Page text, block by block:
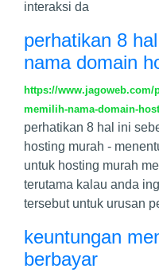
interaksi da
perhatikan 8
nama domain
https://www.jagoweb.com/
memilih-nama-domain-
perhatikan 8 hal ini
hosting murah -
untuk hosting murah
terutama kalau anda
tersebut untuk urusan
keuntungan
berbayar